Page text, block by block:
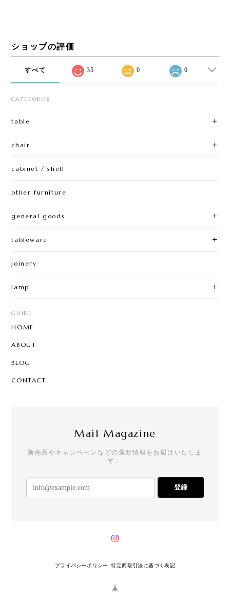
ショップの評価
すべて 35 0 0
CATEGORIES
table
chair
cabinet / shelf
other furniture
general goods
tableware
joinery
lamp
GUIDE
HOME
ABOUT
BLOG
CONTACT
Mail Magazine
新商品やキャンペーンなどの最新情報をお届けいたしま
す。
登録
プライバシーポリシー 特定商取引法に基づく表記